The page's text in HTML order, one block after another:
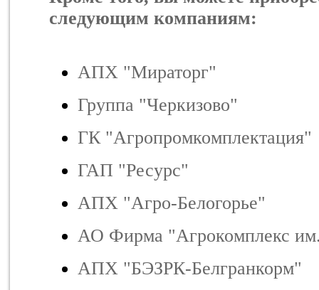
следующим компаниям:
АПХ "Мираторг"
Группа "Черкизово"
ГК "Агропромкомплектация"
ГАП "Ресурс"
АПХ "Агро-Белогорье"
АО Фирма "Агрокомплекс
АПХ "БЭЗРК-Белгранкорм"